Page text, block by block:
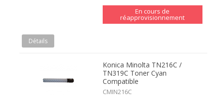
En cours de
réapprovisionnement
Détails
Konica Minolta TN216C /
TN319C Toner Cyan
Compatible
CMIN216C